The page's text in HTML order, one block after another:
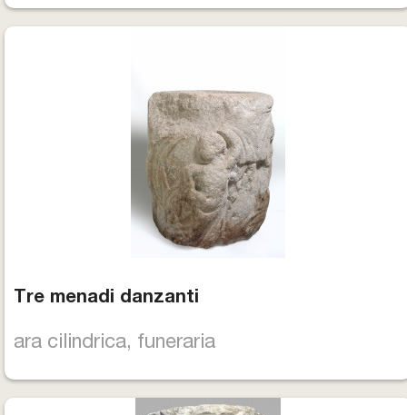
Tre menadi danzanti
ara cilindrica, funeraria